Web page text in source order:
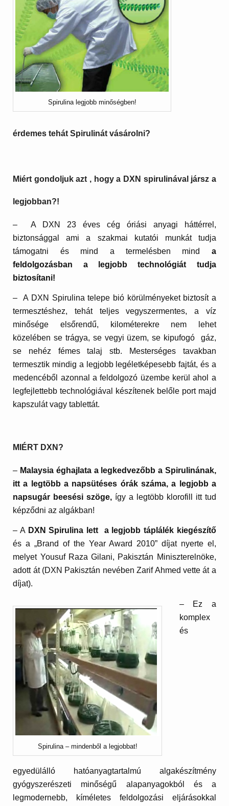
Spirulina legjobb minőségben!
érdemes tehát Spirulinát vásárolni?
Miért gondoljuk azt , hogy a DXN spirulinával jársz a
legjobban?!
– A DXN 23 éves cég óriási anyagi háttérrel,
biztonsággal ami a szakmai kutatói munkát tudja
támogatni és mind a termelésben mind a
feldolgozásban a legjobb technológiát tudja
biztosítani!
– A DXN Spirulina telepe bió körülményeket biztosít a
termesztéshez, tehát teljes vegyszermentes, a víz
minősége elsőrendű, kilométerekre nem lehet
közelében se trágya, se vegyi üzem, se kipufogó gáz,
se nehéz fémes talaj stb. Mesterséges tavakban
termesztik mindig a legjobb legéletképesebb fajtát, és a
medencéből azonnal a feldolgozó üzembe kerül ahol a
legfejlettebb technológiával készítenek belőle port majd
kapszulát vagy tablettát.
MIÉRT DXN?
– Malaysia éghajlata a legkedvezőbb a Spirulinának,
itt a legtöbb a napsütéses órák száma, a legjobb a
napsugár beesési szöge, így a legtöbb klorofill itt tud
képződni az algákban!
– A DXN Spirulina lett a legjobb táplálék kiegészítő
és a „Brand of the Year Award 2010” díjat nyerte el,
melyet Yousuf Raza Gilani, Pakisztán Miniszterelnöke,
adott át (DXN Pakisztán nevében Zarif Ahmed vette át a
díjat).
Spirulina – mindenből a legjobbat!
– Ez a
komplex
és
egyedülálló hatóanyagtartalmú algakészítmény
gyógyszerészeti minőségű alapanyagokból és a
legmodernebb, kíméletes feldolgozási eljárásokkal